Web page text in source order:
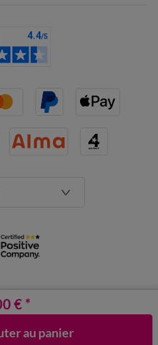
€ *
au panier
personnelles